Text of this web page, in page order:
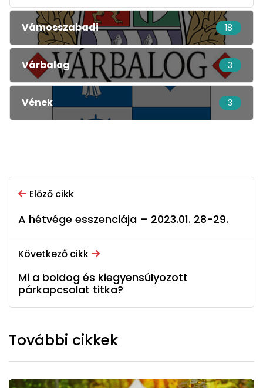
Vámosszabadi 18
Várbalog 3
Vének 3
Előző cikk
A hétvége esszenciája – 2023.01. 28-29.
Következő cikk
Mi a boldog és kiegyensúlyozott
párkapcsolat titka?
További cikkek